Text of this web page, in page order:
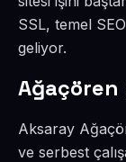
SSL, temel
geliyor.
Ağaçören
Aksaray
ve serbest